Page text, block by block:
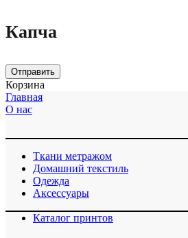
Капча
Отправить
Корзина
Главная
О нас
Ткани метражом
Домашний текстиль
Одежда
Аксессуары
Каталог принтов